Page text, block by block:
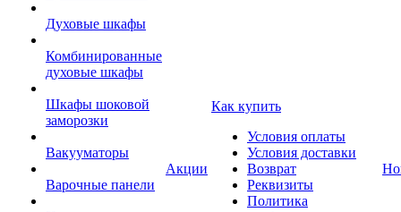
Духовые шкафы
Комбинированные
духовые шкафы
Шкафы шоковой
заморозки
Вакууматоры
Варочные панели
Акции
Как купить
Условия оплаты
Условия доставки
Возврат
Реквизиты
Политика